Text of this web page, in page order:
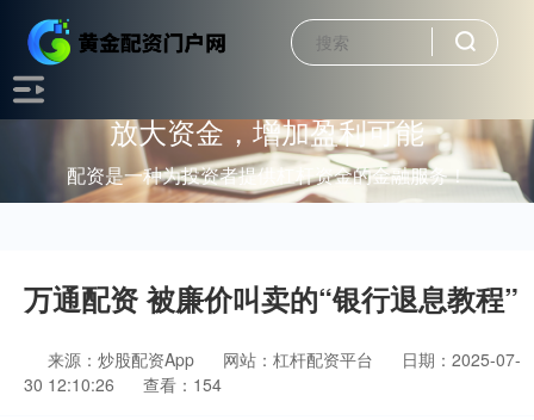
放大资金，增加盈利可能
配资是一种为投资者提供杠杆资金的金融服务！
万通配资 被廉价叫卖的“银行退息教程”
来源：炒股配资App 网站：杠杆配资平台
日期：2025-07-
30 12:10:26
查看：154